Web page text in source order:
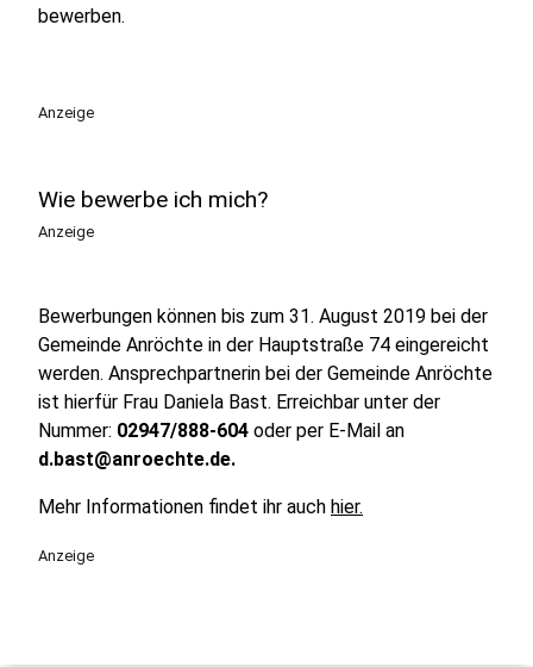
bewerben.
Anzeige
Wie bewerbe ich mich?
Anzeige
Bewerbungen können bis zum 31. August 2019 bei der
Gemeinde Anröchte in der Hauptstraße 74 eingereicht
werden. Ansprechpartnerin bei der Gemeinde Anröchte
ist hierfür Frau Daniela Bast. Erreichbar unter der
Nummer: 02947/888-604 oder per E-Mail an
d.bast@anroechte.de.
Mehr Informationen findet ihr auch hier.
Anzeige